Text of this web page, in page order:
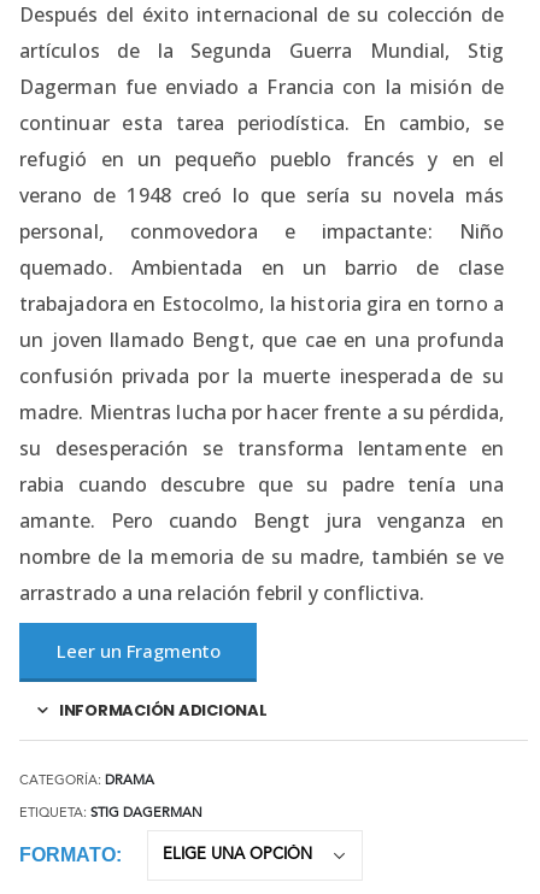
Después del éxito internacional de su colección de
artículos de la Segunda Guerra Mundial, Stig
Dagerman fue enviado a Francia con la misión de
continuar esta tarea periodística. En cambio, se
refugió en un pequeño pueblo francés y en el
verano de 1948 creó lo que sería su novela más
personal, conmovedora e impactante: Niño
quemado. Ambientada en un barrio de clase
trabajadora en Estocolmo, la historia gira en torno a
un joven llamado Bengt, que cae en una profunda
confusión privada por la muerte inesperada de su
madre. Mientras lucha por hacer frente a su pérdida,
su desesperación se transforma lentamente en
rabia cuando descubre que su padre tenía una
amante. Pero cuando Bengt jura venganza en
nombre de la memoria de su madre, también se ve
arrastrado a una relación febril y conflictiva.
Leer un Fragmento
INFORMACIÓN ADICIONAL
CATEGORÍA: DRAMA
ETIQUETA: STIG DAGERMAN
FORMATO